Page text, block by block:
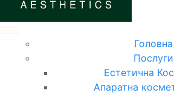
Головна
Послуги
Естетична
Апаратна